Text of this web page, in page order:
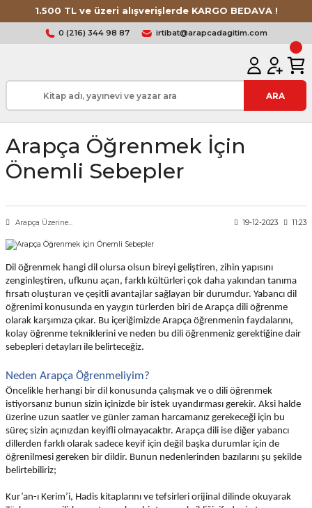
1.500 TL ve üzeri alışverişlerde KARGO BEDAVA !
0 (216) 344 98 87 irtibat@arapcadagitim.com
ARA
Arapça Öğrenmek İçin
Önemli Sebepler
Arapça Üzerine... 19-12-2023 11:23
Dil öğrenmek hangi dil olursa olsun bireyi geliştiren, zihin yapısını
zenginleştiren, ufkunu açan, farklı kültürleri çok daha yakından tanıma
fırsatı oluşturan ve çeşitli avantajlar sağlayan bir durumdur. Yabancı dil
öğrenimi konusunda en yaygın türlerden biri de Arapça dili öğrenme
olarak karşımıza çıkar. Bu içeriğimizde Arapça öğrenmenin faydalarını,
kolay öğrenme tekniklerini ve neden bu dili öğrenmeniz gerektiğine dair
sebepleri detayları ile belirteceğiz.
Neden Arapça Öğrenmeliyim?
Öncelikle herhangi bir dil konusunda çalışmak ve o dili öğrenmek
istiyorsanız bunun sizin içinizde bir istek uyandırması gerekir. Aksi halde
üzerine uzun saatler ve günler zaman harcamanız gerekeceği için bu
süreç sizin açınızdan keyifli olmayacaktır. Arapça dili ise diğer yabancı
dillerden farklı olarak sadece keyif için değil başka durumlar için de
öğrenilmesi gereken bir dildir. Bunun nedenlerinden bazılarını şu şekilde
belirtebiliriz;
Kur’an-ı Kerim’i, Hadis kitaplarını ve tefsirleri orijinal dilinde okuyarak